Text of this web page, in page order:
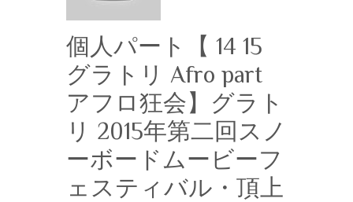
個人パート【 14 15
グラトリ Afro part
アフロ狂会】グラト
リ 2015年第二回スノ
ーボードムービーフ
ェスティバル・頂上